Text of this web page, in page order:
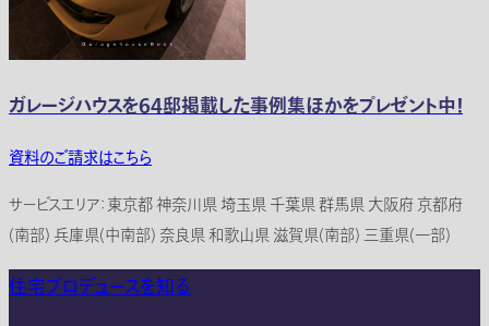
ガレージハウスを64邸掲載した事例集ほかをプレゼント中！
資料のご請求はこちら
サービスエリア：東京都 神奈川県 埼玉県 千葉県 群馬県 大阪府 京都府
(南部) 兵庫県(中南部) 奈良県 和歌山県 滋賀県(南部) 三重県(一部)
住宅プロデュースを知る